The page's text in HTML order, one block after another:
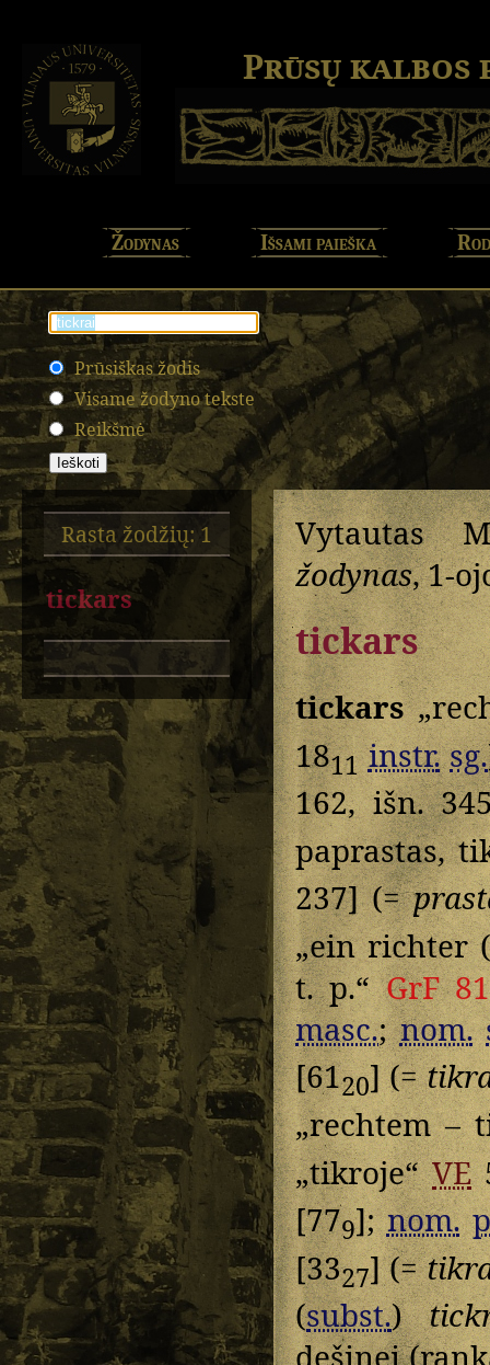
Prūsų kalbos
Žodynas Išsami paieška
Prūsiškas žodis
Visame žodyno tekste
Reikšmė
Rasta žodžių: 1
tickars
Vytautas
žodynas, 1-
tickars
tickars
1811 instr. sg.
162, išn.
paprastas,
237] (=
„ein richter
t. p.“GrF 81
masc.;nom.
[6120] (=
„rechtem –
„tikroje“VE
[779];nom.
[3327] (=
(subst.)
dešinei